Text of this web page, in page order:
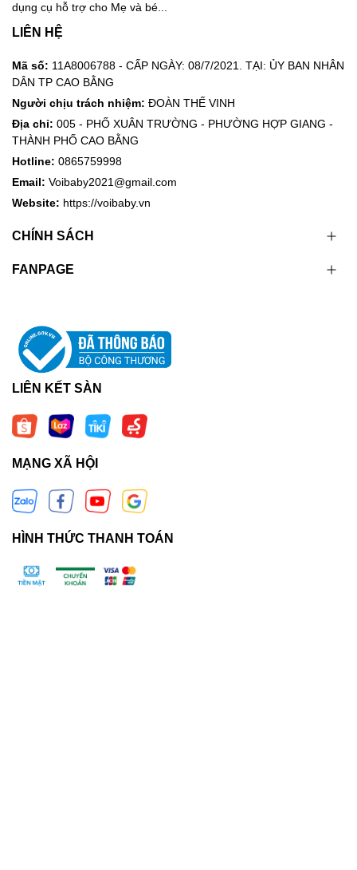
dụng cụ hỗ trợ cho Mẹ và bé...
LIÊN HỆ
Mã số: 11A8006788 - CẤP NGÀY: 08/7/2021. TẠI: ỦY BAN NHÂN
DÂN TP CAO BẰNG
Người chịu trách nhiệm: ĐOÀN THẾ VINH
Địa chỉ: 005 - PHỐ XUÂN TRƯỜNG - PHƯỜNG HỢP GIANG -
THÀNH PHỐ CAO BẰNG
Hotline: 0865759998
Email: Voibaby2021@gmail.com
Website: https://voibaby.vn
CHÍNH SÁCH
FANPAGE
LIÊN KẾT SÀN
MẠNG XÃ HỘI
HÌNH THỨC THANH TOÁN